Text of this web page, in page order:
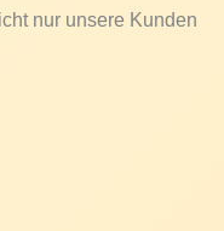
nur unsere Kunden